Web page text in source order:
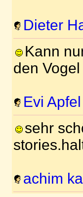
Dieter
Kann
den
Evi Apfel
sehr
achim